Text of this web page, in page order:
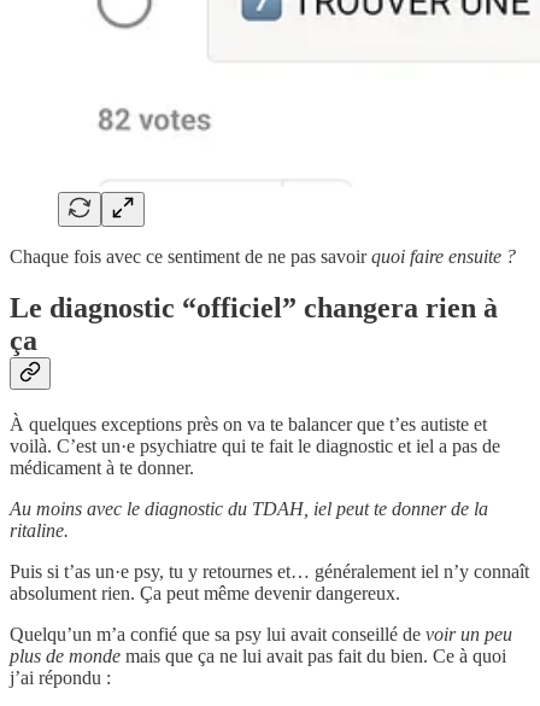
Chaque fois avec ce sentiment de ne pas savoirquoi faire ensuite ?
Le diagnostic “officiel” changera rien à
ça
À quelques exceptions près on va te balancer que t’es autiste et
voilà. C’est un·e psychiatre qui te fait le diagnostic et iel a pas de
médicament à te donner.
Au moins avec le diagnostic du TDAH, iel peut te donner de la
ritaline.
Puis si t’as un·e psy, tu y retournes et… généralement iel n’y connaît
absolument rien. Ça peut même devenir dangereux.
Quelqu’un m’a confié que sa psy lui avait conseillé de voir un peu
plus de monde mais que ça ne lui avait pas fait du bien. Ce à quoi
j’ai répondu :